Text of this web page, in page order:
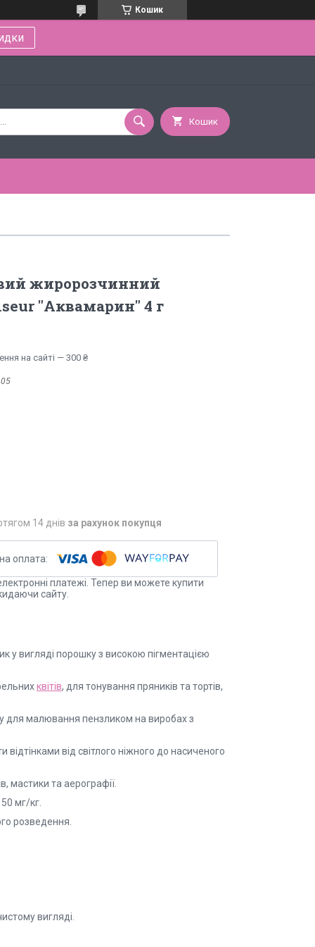
Кошик
Кошик
жиророзчинний
"Аквамарин" 4 г
на сайті — 300 ₴
14 днів за рахунок покупця
платежі. Тепер ви можете купити
сайту.
вигляді порошку з високою пігментацією
квітів, для тонування пряників та тортів,
для малювання пензликом на виробах з
від світлого ніжного до насиченого
мастики та аерографії.
мг/кг.
розведення.
вигляді.